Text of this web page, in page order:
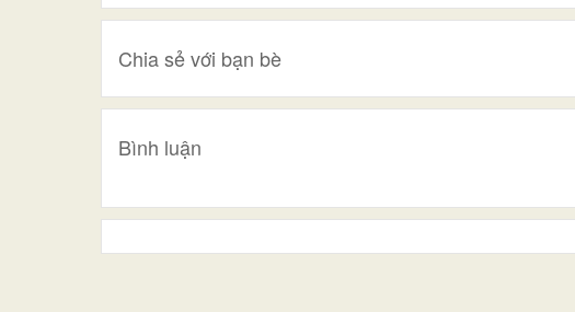
Chia sẻ với bạn bè
Bình luận